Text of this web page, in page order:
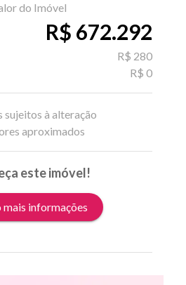
do Imóvel
R$ 672.292
R$ 280
R$ 0
sujeitos à alteração
aproximados
este imóvel!
mais informações